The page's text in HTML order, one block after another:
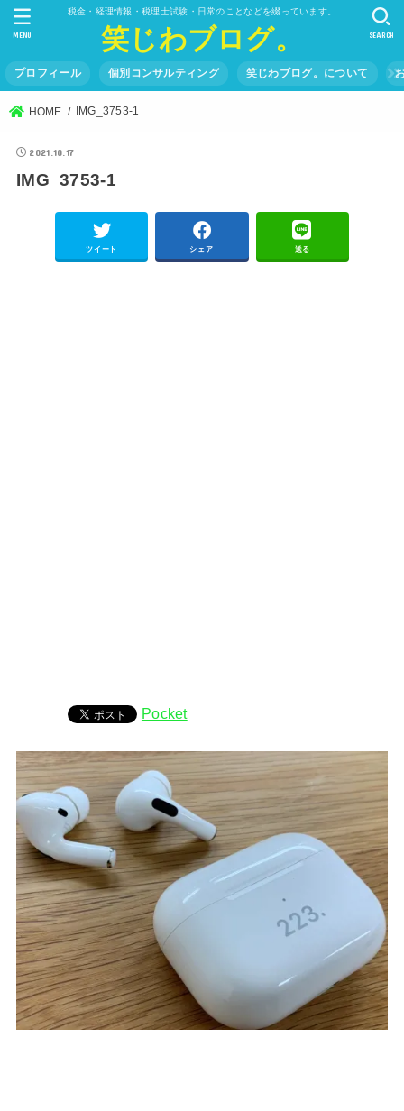
税金・経理情報・税理士試験・日常のことなどを綴っています。
笑じわブログ。
プロフィール 個別コンサルティング 笑じわブログ。について
SEARCH
MENU
HOME IMG_3753-1
2021.10.17
IMG_3753-1
ツイート シェア 送る
Pocket